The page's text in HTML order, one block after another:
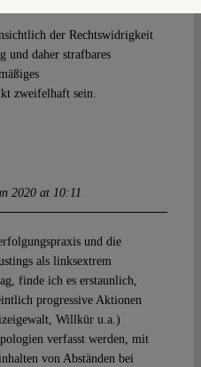
der Rechtswidrigkeit
und daher strafbares
zweifelhaft sein.
2020 at 10:11
und die
als linksextrem
finde ich es erstaunlich,
progressive Aktionen
Willkür u.a.)
verfasst werden, mit
von Abständen bei